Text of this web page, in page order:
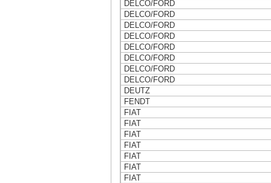
DELCO/FORD
DELCO/FORD
DELCO/FORD
DELCO/FORD
DELCO/FORD
DELCO/FORD
DELCO/FORD
DELCO/FORD
DEUTZ
FENDT
FIAT
FIAT
FIAT
FIAT
FIAT
FIAT
FIAT